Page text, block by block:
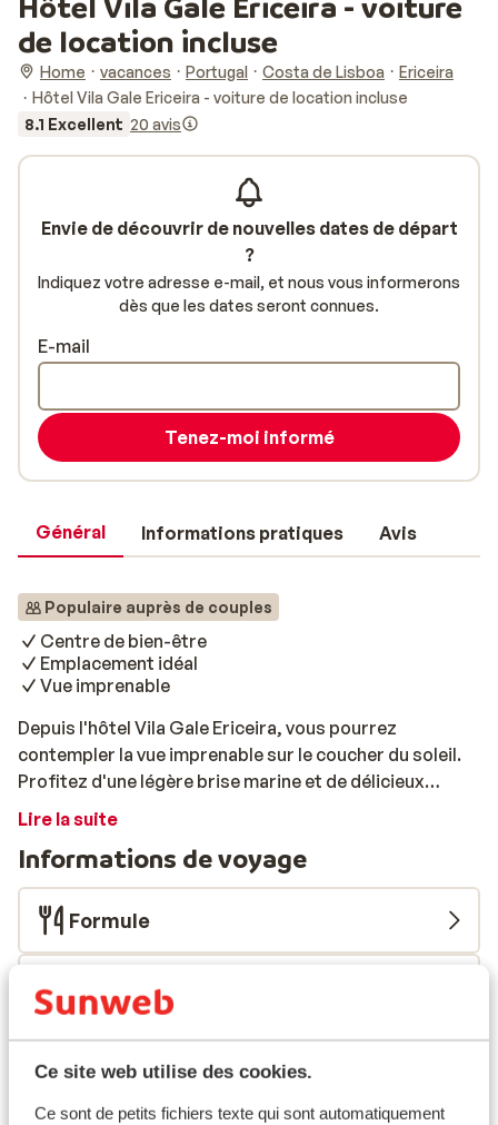
Ce site web utilise des cookies.
Ce sont de petits fichiers texte qui sont automatiquement
de location incluse
Home vacances Portugal Costa de Lisboa
Ericeira
Hôtel Vila Gale Ericeira - voiture de location incluse
8.1 Excellent 20 avis
Général Informations pratiques Avis
Populaire auprès de couples
Centre de bien-être
Emplacement idéal
Vue imprenable
Depuis l'hôtel Vila Gale Ericeira, vous pourrez
contempler la vue imprenable sur le coucher du soleil.
Profitez d'une légère brise marine et de délicieux
moments de farniente au soleil. Besoin de vous
massage ou une visite au sauna. Idéal après une journée
entière à lézarder au soleil! Et quel est le programme
pour le lendemain? Une visite de Lisbonne en voiture
est un must absolu!
Lire la suite
Informations de voyage
Formule
Ce que les clients pensent
Envie de découvrir de nouvelles dates de départ
?
Indiquez votre adresse e-mail, et nous vous informerons
dès que les dates seront connues.
E-mail
Tenez-moi informé